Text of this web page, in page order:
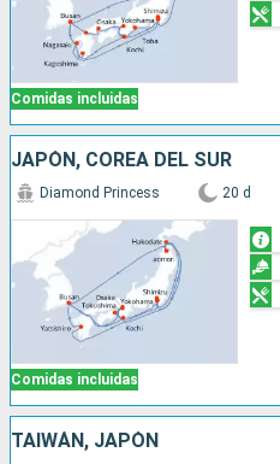
Comidas incluidas
JAPÓN, COREA DEL SUR
Comidas incluidas
Diamond Princess 20 d
TAIWÁN, JAPÓN